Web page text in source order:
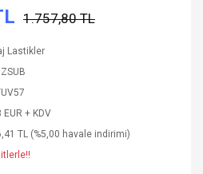
1.757,80 TL
Lastikler
EUR + KDV
TL (%5,00 havale indirimi)